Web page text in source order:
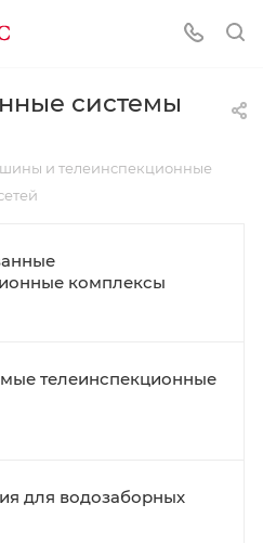
системы
и телеинспекционные
комплексы
телеинспекционные
для водозаборных